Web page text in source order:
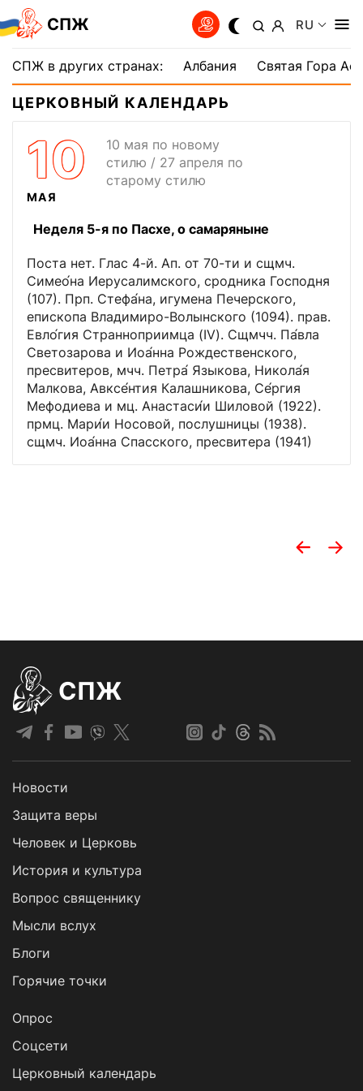
СПЖ RU
СПЖ в других странах: Албания Святая Гора
ЦЕРКОВНЫЙ КАЛЕНДАРЬ
10
МАЯ
10 мая по новому
стилю / 27 апреля по
старому стилю
Неделя 5-я по Пасхе, о самаряныне
Поста нет. Глас 4-й. Ап. от 70-ти и сщмч.
Симео́на Иерусалимского, сродника Господня
(107). Прп. Стефа́на, игумена Печерского,
епископа Владимиро-Волынского (1094). прав.
Евло́гия Странноприимца (IV). Сщмчч. Па́вла
Светозарова и Иоа́нна Рождественского,
пресвитеров, мчч. Петра́ Языкова, Никола́я
Малкова, Авксе́нтия Калашникова, Се́ргия
Мефодиева и мц. Анастаси́и Шиловой (1922).
прмц. Мари́и Носовой, послушницы (1938).
сщмч. Иоа́нна Спасского, пресвитера (1941)
СПЖ
Новости
Защита веры
Человек и Церковь
История и культура
Вопрос священнику
Мысли вслух
Блоги
Горячие точки
Опрос
Cоцсети
Церковный календарь